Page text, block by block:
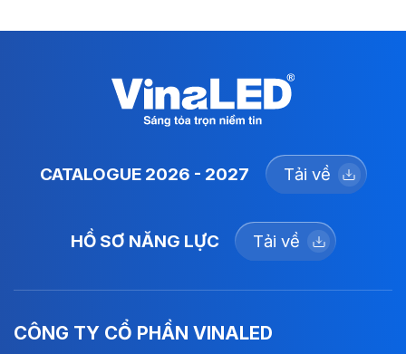
CATALOGUE 2026 - 2027 Tải về
HỒ SƠ NĂNG LỰC Tải về
CÔNG TY CỔ PHẦN VINALED